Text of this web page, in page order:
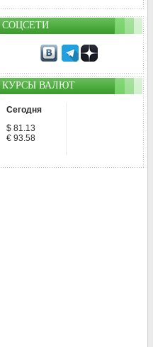
СОЦСЕТИ
КУРСЫ ВАЛЮТ
Сегодня
$ 81.13
€ 93.58